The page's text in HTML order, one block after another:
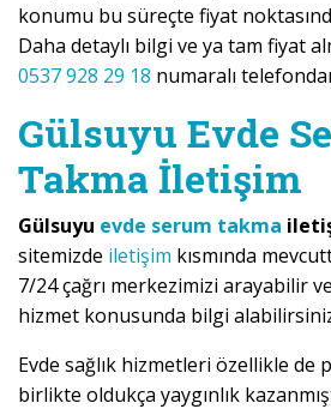
konumu bu süreçte fiyat
Daha detaylı bilgi ve ya tam fiyat
0537 928 29 18 numaralı
Gülsuyu Evde
Takma İletişim
Gülsuyu evde serum takma
sitemizde iletişim kısmında
7/24 çağrı merkezimizi arayabilir
hizmet konusunda bilgi
Evde sağlık hizmetleri özellikle de
birlikte oldukça yaygınlık